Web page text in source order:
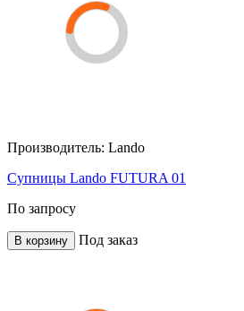
Производитель: Lando
Супницы Lando FUTURA 01
По запросу
В корзину Под заказ